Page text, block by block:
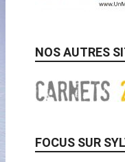
NOS AUTRES
FOCUS SUR